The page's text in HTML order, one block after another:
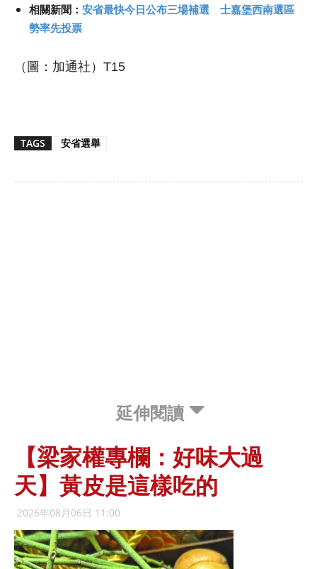
相關新聞： 安省最快今日公布三場補選 士嘉堡西南選區
勢率先投票
（圖：加通社）T15
TAGS 安省選舉
延伸閱讀
【梁家權專欄：好味大過
天】黃皮是這樣吃的
2026年08月06日 11:00